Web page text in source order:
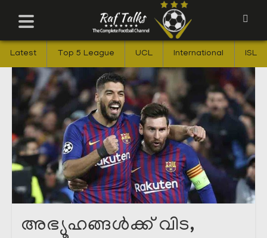
Latest Top 5 League UCL International ISL
അഭ്യൂഹങ്ങൾക്ക് വിട,